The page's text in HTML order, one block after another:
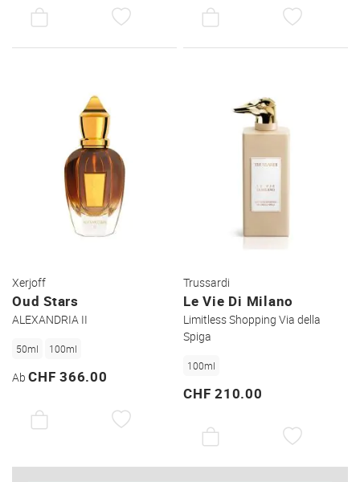
Xerjoff
Oud Stars
ALEXANDRIA II
50ml 100ml
Ab CHF 366.00
WUNSCHZETTEL
Trussardi
Le Vie Di Milano
Limitless Shopping Via della
Spiga
100ml
CHF 210.00